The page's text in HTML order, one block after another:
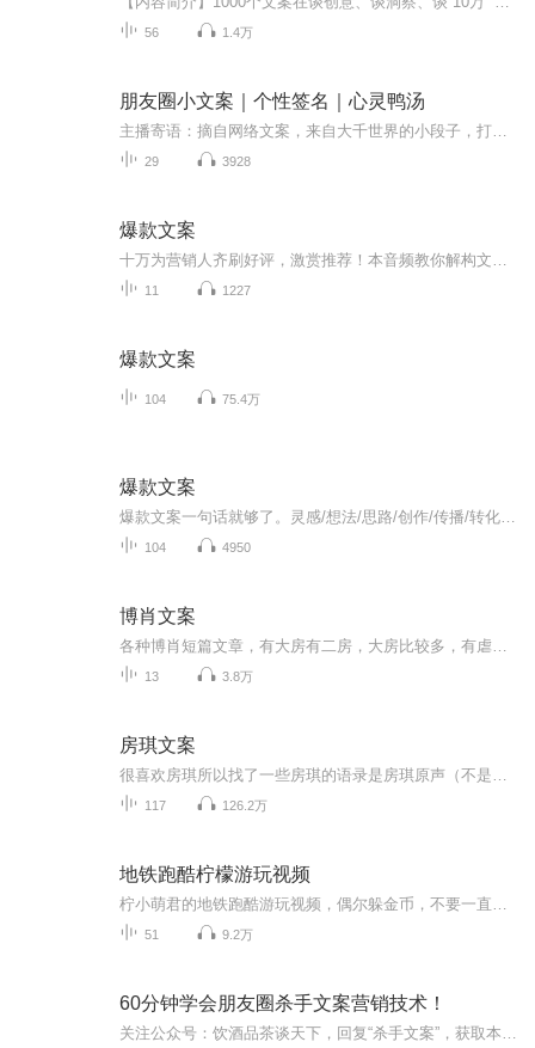
56 1.4万
朋友圈小文案｜个性签名｜心灵鸭汤
29 3928
爆款文案
11 1227
爆款文案
104 75.4万
爆款文案
104 4950
博肖文案
13 3.8万
房琪文案
117 126.2万
地铁跑酷柠檬游玩视频
51 9.2万
60分钟学会朋友圈杀手文案营销技术！